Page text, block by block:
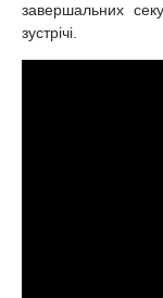
завершальних
зустрічі.